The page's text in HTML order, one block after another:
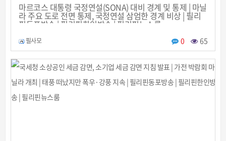
마르코스 대통령 국정연설(SONA) 대비 경계 및 통제 | 마닐
라 주요 도로 전면 통제, 국정연설 삼엄한 경계 비상 | 필리
핀동포방송 | 필리핀한인방송 | 필리핀뉴스룸
필사모 0 65